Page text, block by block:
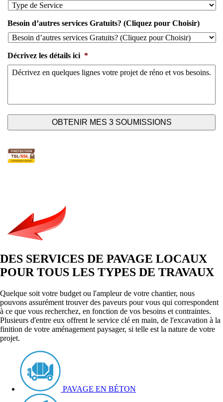
Besoin d’autres services Gratuits? (Cliquez pour Choisir)
Décrivez les détails ici *
DES SERVICES DE PAVAGE LOCAUX
POUR TOUS LES TYPES DE TRAVAUX
Quelque soit votre budget ou l'ampleur de votre chantier, nous
pouvons assurément trouver des paveurs pour vous qui correspondent
à ce que vous recherchez, en fonction de vos besoins et contraintes.
Plusieurs d'entre eux offrent le service clé en main, de l'excavation à la
finition de votre aménagement paysager, si telle est la nature de votre
projet.
PAVAGE EN BÉTON